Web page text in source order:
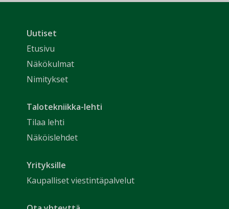
Uutiset
Etusivu
Näkökulmat
Nimitykset
Talotekniikka-lehti
Tilaa lehti
Näköislehdet
Yrityksille
Kaupalliset viestintäpalvelut